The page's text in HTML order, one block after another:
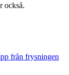
också.
från frysningen